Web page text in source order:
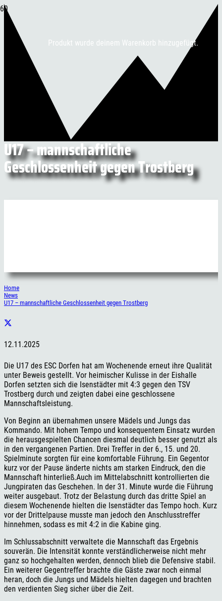
Produkt wurde deinem Warenkorb hinzugefügt.
U17 – mannschaftliche
Geschlossenheit gegen Trostberg
Home
News
U17 – mannschaftliche Geschlossenheit gegen Trostberg
12.11.2025
Die U17 des ESC Dorfen hat am Wochenende erneut ihre Qualität
unter Beweis gestellt. Vor heimischer Kulisse in der Eishalle
Dorfen setzten sich die Isenstädter mit 4:3 gegen den TSV
Trostberg durch und zeigten dabei eine geschlossene
Mannschaftsleistung.
Von Beginn an übernahmen unsere Mädels und Jungs das
Kommando. Mit hohem Tempo und konsequentem Einsatz wurden
die herausgespielten Chancen diesmal deutlich besser genutzt als
in den vergangenen Partien. Drei Treffer in der 6., 15. und 20.
Spielminute sorgten für eine komfortable Führung. Ein Gegentor
kurz vor der Pause änderte nichts am starken Eindruck, den die
Mannschaft hinterließ.Auch im Mittelabschnitt kontrollierten die
Jungpiraten das Geschehen. In der 31. Minute wurde die Führung
weiter ausgebaut. Trotz der Belastung durch das dritte Spiel an
diesem Wochenende hielten die Isenstädter das Tempo hoch. Kurz
vor der Drittelpause musste man jedoch den Anschlusstreffer
hinnehmen, sodass es mit 4:2 in die Kabine ging.
Im Schlussabschnitt verwaltete die Mannschaft das Ergebnis
souverän. Die Intensität konnte verständlicherweise nicht mehr
ganz so hochgehalten werden, dennoch blieb die Defensive stabil.
Ein weiterer Gegentreffer brachte die Gäste zwar noch einmal
heran, doch die Jungs und Mädels hielten dagegen und brachten
den verdienten Sieg sicher über die Zeit.